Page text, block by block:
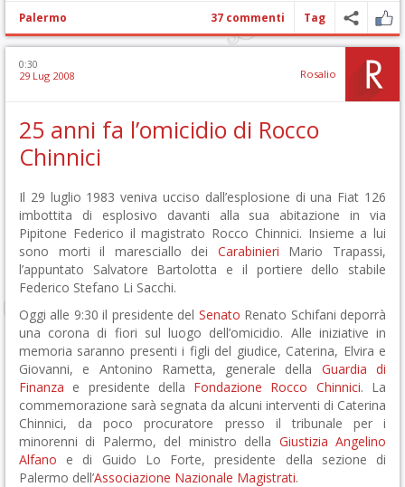
Palermo 37 commenti Tag
0:30
29 Lug 2008 Rosalio
25 anni fa l’omicidio di Rocco
Chinnici
Il 29 luglio 1983 veniva ucciso dall’esplosione di una Fiat 126
imbottita di esplosivo davanti alla sua abitazione in via
Pipitone Federico il magistrato Rocco Chinnici. Insieme a lui
sono morti il maresciallo dei Carabinieri Mario Trapassi,
l’appuntato Salvatore Bartolotta e il portiere dello stabile
Federico Stefano Li Sacchi.
Oggi alle 9:30 il presidente del Senato Renato Schifani deporrà
una corona di fiori sul luogo dell’omicidio. Alle iniziative in
memoria saranno presenti i figli del giudice, Caterina, Elvira e
Giovanni, e Antonino Rametta, generale della Guardia di
Finanza e presidente della Fondazione Rocco Chinnici. La
commemorazione sarà segnata da alcuni interventi di Caterina
Chinnici, da poco procuratore presso il tribunale per i
minorenni di Palermo, del ministro della Giustizia Angelino
Alfano e di Guido Lo Forte, presidente della sezione di
Palermo dell’Associazione Nazionale Magistrati.